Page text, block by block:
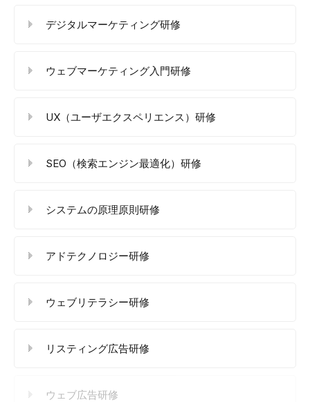
デジタルマーケティング研修
ウェブマーケティング入門研修
UX（ユーザエクスペリエンス）研修
SEO（検索エンジン最適化）研修
システムの原理原則研修
アドテクノロジー研修
ウェブリテラシー研修
リスティング広告研修
ウェブ広告研修